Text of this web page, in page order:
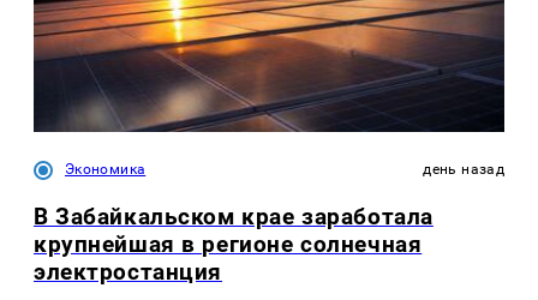
Экономика день назад
В Забайкальском крае заработала
крупнейшая в регионе солнечная
электростанция